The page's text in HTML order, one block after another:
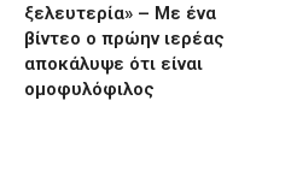
ξελευτερία» – Με ένα
βίντεο ο πρώην ιερέας
αποκάλυψε ότι είναι
ομοφυλόφιλος